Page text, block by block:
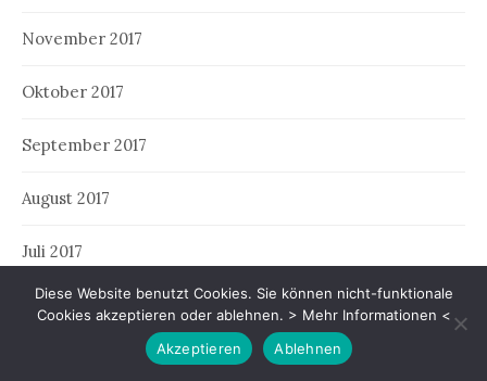
November 2017
Oktober 2017
September 2017
August 2017
Juli 2017
Juni 2017
Diese Website benutzt Cookies. Sie können nicht-funktionale
Cookies akzeptieren oder ablehnen. > Mehr Informationen <
Akzeptieren
Ablehnen